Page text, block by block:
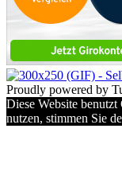
Proudly powered by
Diese Website
nutzen, stimmen Sie